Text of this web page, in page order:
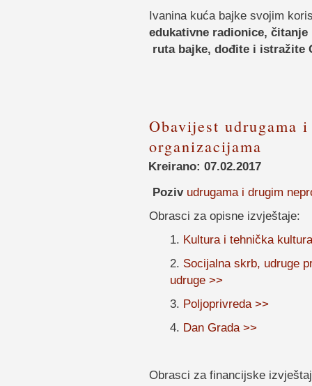
Ivanina kuća bajke svojim
edukativne radionice,
ruta bajke, dođite i istražite
Obavijest udrugama
organizacijama
Kreirano: 07.02.2017
Poziv udrugama i drugim
Obrasci za opisne izvještaje:
1. Kultura i tehnička
2. Socijalna skrb, udruge
udruge >>
3. Poljoprivreda >>
4. Dan Grada >>
Obrasci za financijske